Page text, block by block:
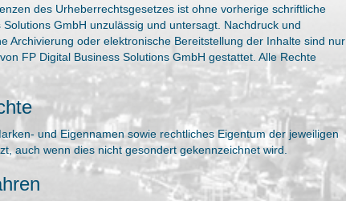
des Urheberrechtsgesetzes ist ohne vorherige schriftliche
GmbH unzulässig und untersagt. Nachdruck und
Archivierung oder elektronische Bereitstellung der Inhalte sind nur
FP Digital Business Solutions GmbH gestattet. Alle Rechte
und Eigennamen sowie rechtliches Eigentum der jeweiligen
auch wenn dies nicht gesondert gekennzeichnet wird.